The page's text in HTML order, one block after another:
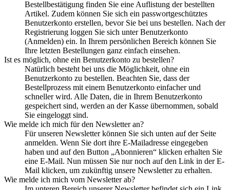
Bestellbestätigung finden Sie eine Auflistung der bestellten
Artikel. Zudem können Sie sich ein passwortgeschütztes
Benutzerkonto erstellen, bevor Sie bei uns bestellen. Nach der
Registrierung loggen Sie sich unter Benutzerkonto
(Anmelden) ein. In Ihrem persönlichen Bereich können Sie
Ihre letzten Bestellungen ganz einfach einsehen.
Ist es möglich, ohne ein Benutzerkonto zu bestellen?
Natürlich besteht bei uns die Möglichkeit, ohne ein
Benutzerkonto zu bestellen. Beachten Sie, dass der
Bestellprozess mit einem Benutzerkonto einfacher und
schneller wird. Alle Daten, die in Ihrem Benutzerkonto
gespeichert sind, werden an der Kasse übernommen, sobald
Sie eingeloggt sind.
Wie melde ich mich für den Newsletter an?
Für unseren Newsletter können Sie sich unten auf der Seite
anmelden. Wenn Sie dort ihre E-Mailadresse eingegeben
haben und auf den Button „Abonnieren“ klicken erhalten Sie
eine E-Mail. Nun müssen Sie nur noch auf den Link in der E-
Mail klicken, um zukünftig unsere Newsletter zu erhalten.
Wie melde ich mich vom Newsletter ab?